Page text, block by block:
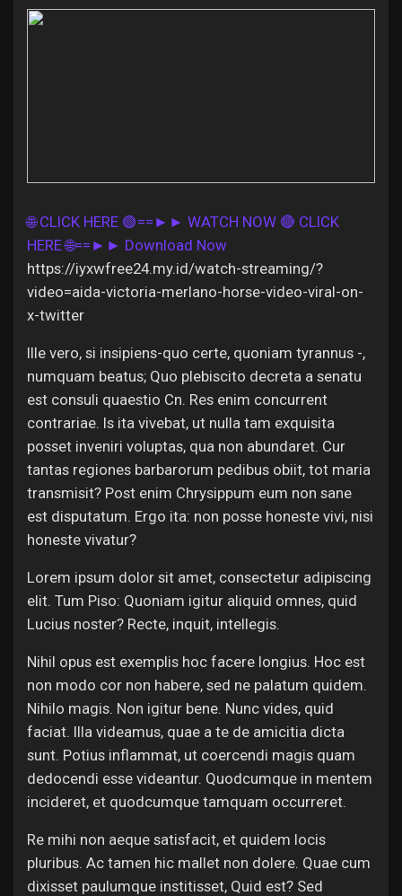
Popular Posts
Discover Posts
Offers
Jobs
🌐 CLICK HERE 🟢==►► WATCH NOW 🔴 CLICK
HERE 🌐==►► Download Now
https://iyxwfree24.my.id/watch-streaming/?
video=aida-victoria-merlano-horse-video-viral-on-
x-twitter
Ille vero, si insipiens-quo certe, quoniam tyrannus -,
numquam beatus; Quo plebiscito decreta a senatu
est consuli quaestio Cn. Res enim concurrent
contrariae. Is ita vivebat, ut nulla tam exquisita
posset inveniri voluptas, qua non abundaret. Cur
tantas regiones barbarorum pedibus obiit, tot maria
transmisit? Post enim Chrysippum eum non sane
est disputatum. Ergo ita: non posse honeste vivi, nisi
honeste vivatur?
Lorem ipsum dolor sit amet, consectetur adipiscing
elit. Tum Piso: Quoniam igitur aliquid omnes, quid
Lucius noster? Recte, inquit, intellegis.
Nihil opus est exemplis hoc facere longius. Hoc est
non modo cor non habere, sed ne palatum quidem.
Nihilo magis. Non igitur bene. Nunc vides, quid
faciat. Illa videamus, quae a te de amicitia dicta
sunt. Potius inflammat, ut coercendi magis quam
dedocendi esse videantur. Quodcumque in mentem
incideret, et quodcumque tamquam occurreret.
Re mihi non aeque satisfacit, et quidem locis
pluribus. Ac tamen hic mallet non dolere. Quae cum
dixisset paulumque institisset, Quid est? Sed